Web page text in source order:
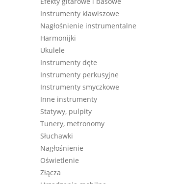
Instrumenty klawiszowe
Nagłośnienie instrumentalne
Harmonijki
Ukulele
Instrumenty dęte
Instrumenty perkusyjne
Instrumenty smyczkowe
Inne instrumenty
Statywy, pulpity
Tunery, metronomy
Słuchawki
Nagłośnienie
Oświetlenie
Złącza
JOYO DC30 combo gitarowe
do koszyka